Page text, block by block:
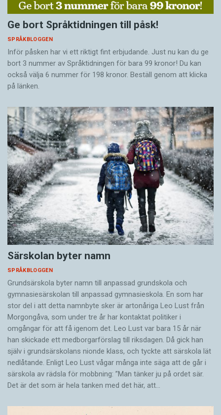
Ge bort Språktidningen till påsk!
SPRÅKBLOGGEN
Inför påsken har vi ett riktigt fint erbjudande. Just nu kan du ge
bort 3 nummer av Språktidningen för bara 99 kronor! Du kan
också välja 6 nummer för 198 kronor. Beställ genom att klicka
på länken.
Särskolan byter namn
SPRÅKBLOGGEN
Grundsärskola byter namn till anpassad grundskola och
gymnasiesärskolan till anpassad gymnasieskola. En som har
stor del i att detta namnbyte sker är artonåriga Leo Lust från
Morgongåva, som under tre år har kontaktat politiker i
omgångar för att få igenom det. Leo Lust var bara 15 år när
han skickade ett medborgarförslag till riksdagen. Då gick han
själv i grundsärskolans nionde klass, och tyckte att särskola lät
nedlåtande. Enligt Leo Lust vågar många inte säga att de går i
särskola av rädsla för mobbning: ”Man tänker ju på ordet sär.
Det är det som är hela tanken med det här, att…